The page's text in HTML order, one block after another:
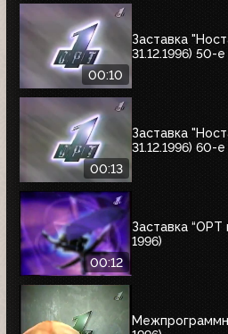
00:10
Заставка
31.12.1996) 50-е
00:13
Заставка
31.12.1996) 60-е
00:12
Заставка “ОРТ
1996)